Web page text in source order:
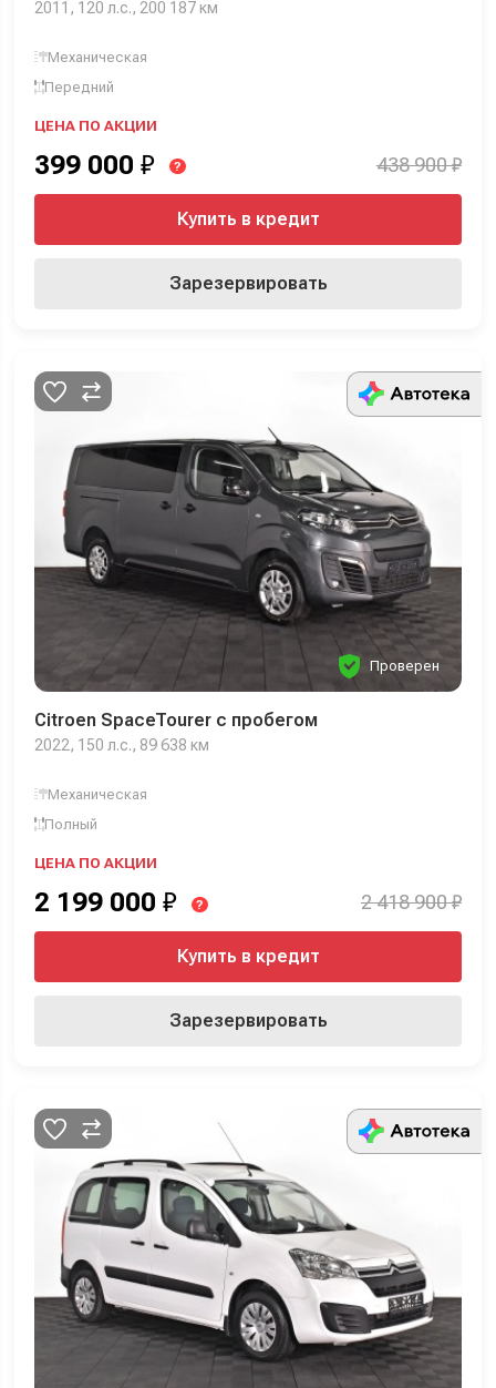
2011, 120 л.с., 200 187 км
Механическая
Передний
ЦЕНА ПО АКЦИИ
399 000 ₽ ? 438 900 ₽
Купить в кредит
Зарезервировать
Проверен
Citroen SpaceTourer с пробегом
2022, 150 л.с., 89 638 км
Механическая
Полный
ЦЕНА ПО АКЦИИ
2 199 000 ₽ ? 2 418 900 ₽
Купить в кредит
Зарезервировать